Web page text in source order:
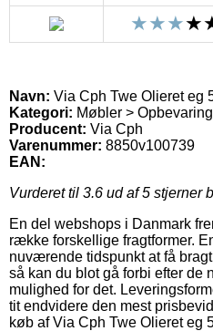
Navn: Via Cph Twe Olieret eg
Kategori: Møbler >
Producent: Via Cph
Varenummer: 8850v100739
EAN:
Vurderet til 3.6 ud af 5 stjerner
En del webshops i Danmark
række forskellige fragtformer.
nuværende tidspunkt at få
så kan du blot gå forbi efter de
mulighed for det.
tit endvidere den mest
køb af Via Cph Twe Olieret eg